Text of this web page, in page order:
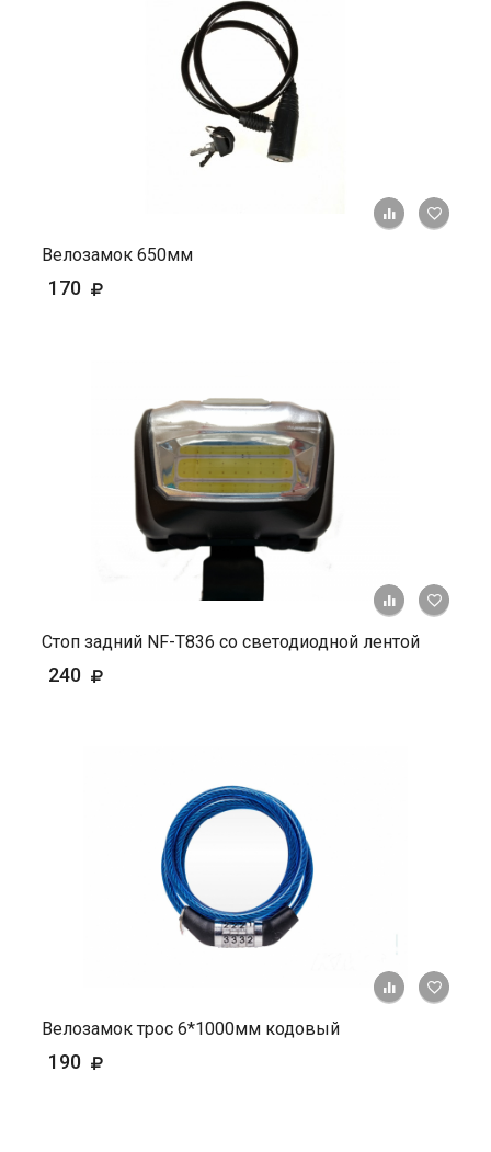
+ К
Велозамок 650мм
170
+ К
Стоп задний NF-T836 cо светодиодной лентой
240
+ К
Велозамок трос 6*1000мм кодовый
190